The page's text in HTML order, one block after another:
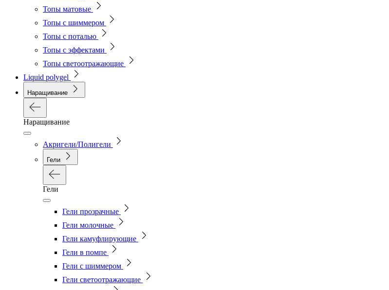
Топы матовые
Топы с шиммером
Топы с поталью
Топы с эффектами
Топы светоотражающие
Liquid polygel
Наращивание
Наращивание
Акригели/Полигели
Гели
Гели
Гели прозрачные
Гели молочные
Гели камуфлирующие
Гели в помпе
Гели с шиммером
Гели светоотражающие